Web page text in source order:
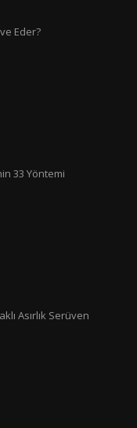
Eder?
33 Yöntemi
Asırlık Serüven